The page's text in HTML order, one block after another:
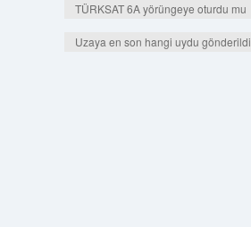
TÜRKSAT 6A yörüngeye oturdu mu
Uzaya en son hangi uydu gönderildi